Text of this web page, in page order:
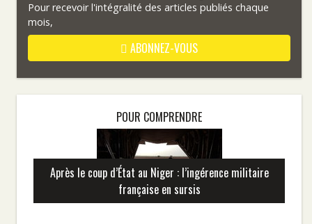
Pour recevoir l'intégralité des articles publiés chaque
mois,
ABONNEZ-VOUS
POUR COMPRENDRE
Après le coup d’État au Niger : l’ingérence militaire
française en sursis